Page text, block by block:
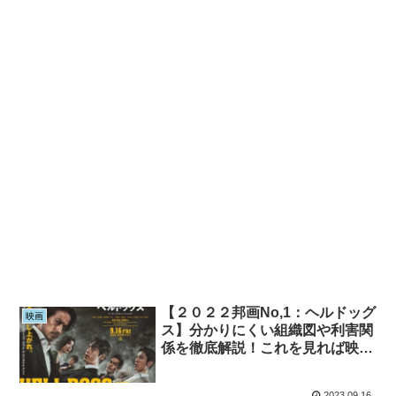
映画
【２０２２邦画No,1：ヘルドッグ
ス】分かりにくい組織図や利害関
係を徹底解説！これを見れば映画